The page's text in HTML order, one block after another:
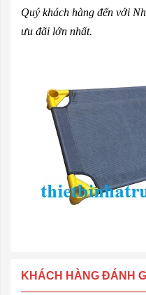
Quý khách hàng đến với
ưu đãi lớn nhất.
KHÁCH HÀNG ĐÁNH